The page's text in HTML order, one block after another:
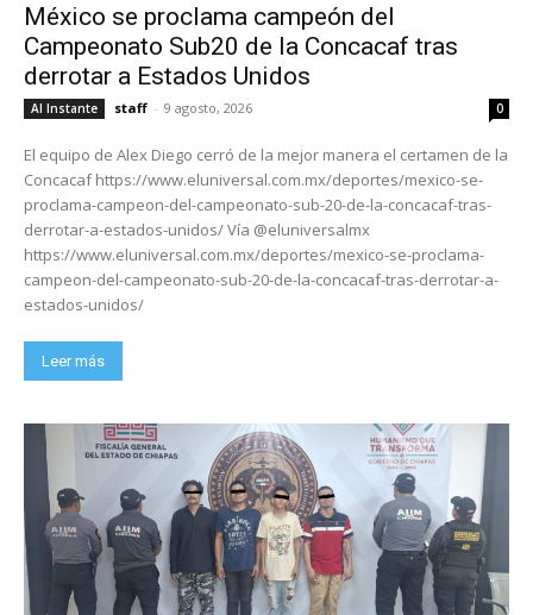
México se proclama campeón del
Campeonato Sub20 de la Concacaf tras
derrotar a Estados Unidos
Al Instante staff - 9 agosto, 2026 0
El equipo de Alex Diego cerró de la mejor manera el certamen de la
Concacaf https://www.eluniversal.com.mx/deportes/mexico-se-
proclama-campeon-del-campeonato-sub-20-de-la-concacaf-tras-
derrotar-a-estados-unidos/ Vía @eluniversalmx
https://www.eluniversal.com.mx/deportes/mexico-se-proclama-
campeon-del-campeonato-sub-20-de-la-concacaf-tras-derrotar-a-
estados-unidos/
Leer más